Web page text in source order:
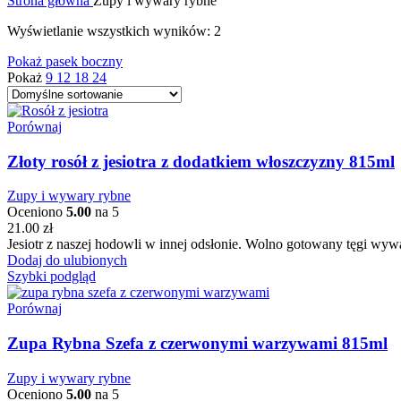
Wyświetlanie wszystkich wyników: 2
Pokaż pasek boczny
Pokaż 9 12 18 24
Porównaj
Złoty rosół z jesiotra z dodatkiem włoszczyzny 815ml
Zupy i wywary rybne
Oceniono 5.00 na 5
21.00 zł
Jesiotr z naszej hodowli w innej odsłonie. Wolno gotowany tęgi
Dodaj do ulubionych
Szybki podgląd
Porównaj
Zupa Rybna Szefa z czerwonymi warzywami 815ml
Zupy i wywary rybne
Oceniono 5.00 na 5